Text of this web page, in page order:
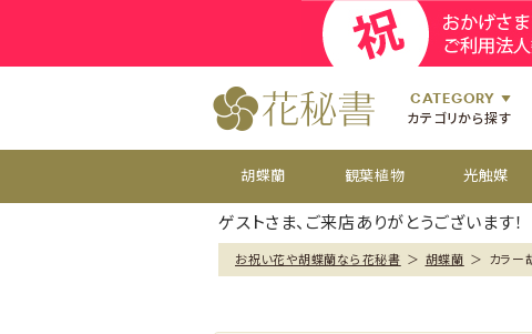
CATEGORY
カテゴリから探す
お祝い花
お供え花
おすすめ
開店祝い
開設祝い
胡蝶蘭 観葉植物 光触媒
ゲストさま、ご来店ありがとうございます！
お祝い花や胡蝶蘭なら花秘書 ＞ 胡蝶蘭 ＞ カラー